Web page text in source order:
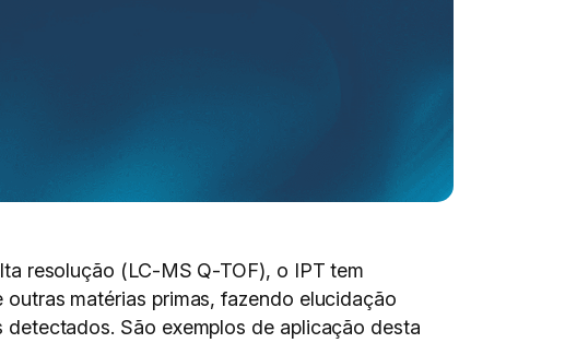
resolução (LC-MS Q-TOF), o IPT tem
matérias primas, fazendo elucidação
São exemplos de aplicação desta